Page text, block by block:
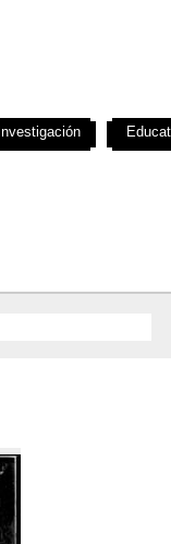
Investigación